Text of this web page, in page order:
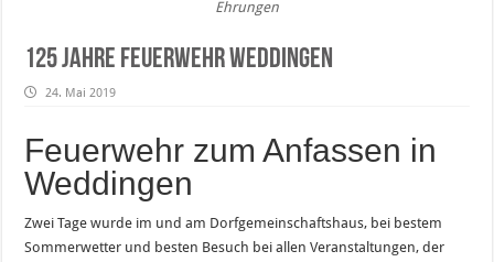
Ehrungen
125 Jahre Feuerwehr Weddingen
24. Mai 2019
Feuerwehr zum Anfassen in
Weddingen
Zwei Tage wurde im und am Dorfgemeinschaftshaus, bei bestem
Sommerwetter und besten Besuch bei allen Veranstaltungen, der